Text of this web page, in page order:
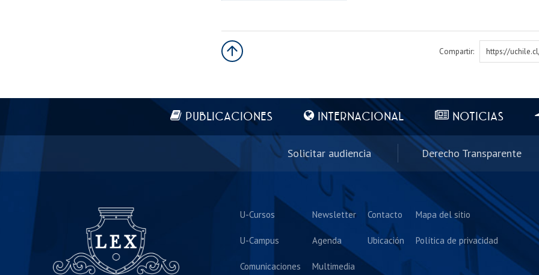
Compartir:
https://
PUBLICACIONES INTERNACIONAL NOTICIAS
Solicitar audiencia Derecho Transparente
U-Cursos
U-Campus
Comunicaciones
Newsletter
Agenda
Multimedia
Contacto
Ubicación
Mapa del sitio
Política de privacidad